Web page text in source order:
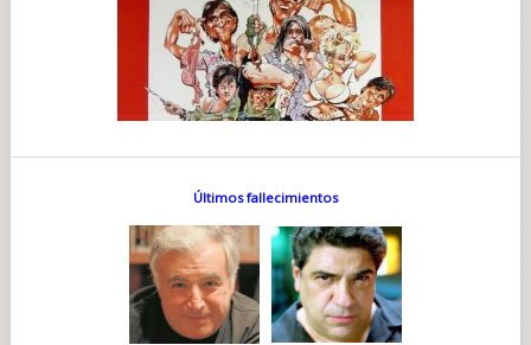
Últimos fallecimientos